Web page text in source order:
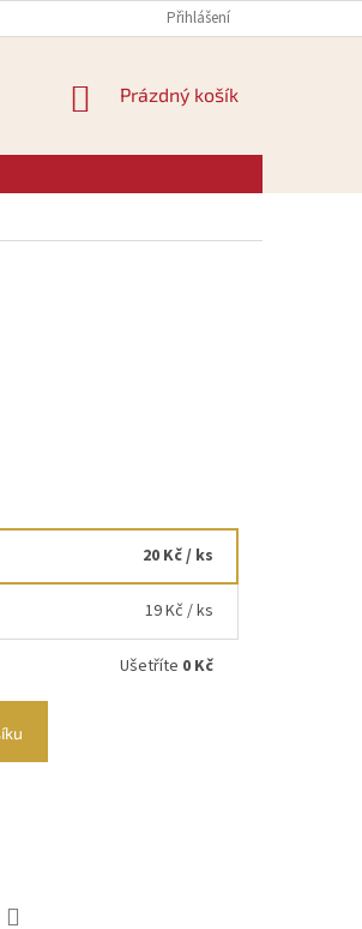
Přihlášení
NÁKUPNÍ
Prázdný košík
20 Kč/ ks
19 Kč / ks
Ušetříte 0 Kč